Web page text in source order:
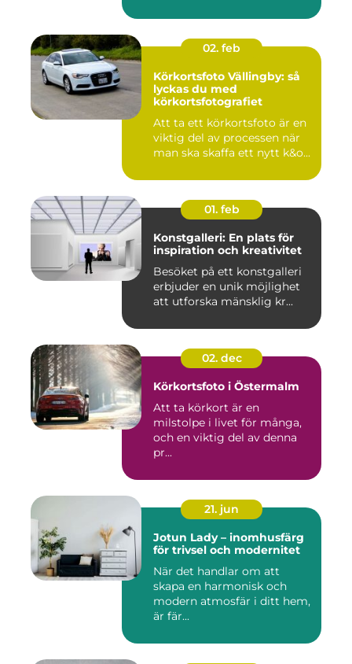
02. feb
Körkortsfoto Vällingby: så
lyckas du med
körkortsfotografiet
Att ta ett körkortsfoto är en
viktig del av processen när
man ska skaffa ett nytt k&o...
01. feb
Konstgalleri: En plats för
inspiration och kreativitet
Besöket på ett konstgalleri
erbjuder en unik möjlighet
att utforska mänsklig kr...
02. dec
Körkortsfoto i Östermalm
Att ta körkort är en
milstolpe i livet för många,
och en viktig del av denna
pr...
21. jun
Jotun Lady – inomhusfärg
för trivsel och modernitet
När det handlar om att
skapa en harmonisk och
modern atmosfär i ditt hem,
är fär...